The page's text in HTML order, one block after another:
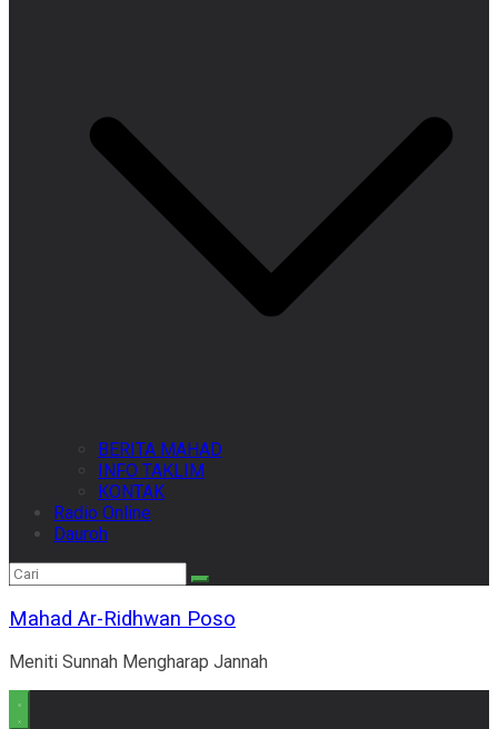
BERITA MAHAD
INFO TAKLIM
KONTAK
Radio Online
Dauroh
Mahad Ar-Ridhwan Poso
Meniti Sunnah Mengharap Jannah